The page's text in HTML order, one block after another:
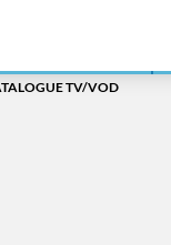
TV/VOD